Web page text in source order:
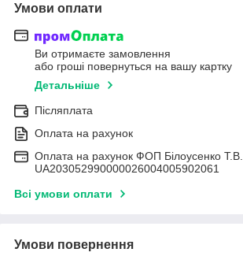
Умови оплати
Ви отримаєте замовлення
або гроші повернуться на вашу картку
Детальніше
Післяплата
Оплата на рахунок
Оплата на рахунок ФОП Білоусенко Т.В.
UA203052990000026004005902061
Всі умови оплати
Умови повернення